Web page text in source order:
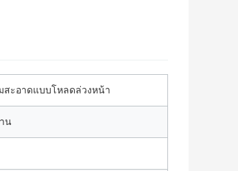
สะอาดแบบโหลดล่วงหน้า
น